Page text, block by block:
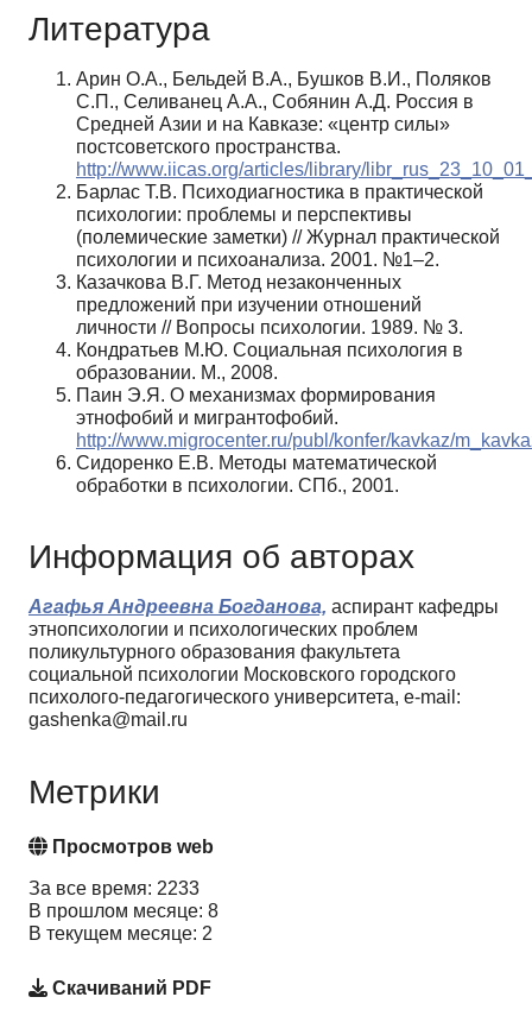
Литература
Арин О.А., Бельдей В.А., Бушков В.И., Поляков
С.П., Селиванец А.А., Собянин А.Д. Россия в
Средней Азии и на Кавказе: «центр силы»
постсоветского пространства.
http://www.iicas.org/articles/library/
Барлас Т.В. Психодиагностика в практической
психологии: проблемы и перспективы
(полемические заметки) // Журнал практической
психологии и психоанализа. 2001. №1–2.
Казачкова В.Г. Метод незаконченных
предложений при изучении отношений
личности // Вопросы психологии. 1989. № 3.
Кондратьев М.Ю. Социальная психология в
образовании. М., 2008.
Паин Э.Я. О механизмах формирования
этнофобий и мигрантофобий.
http://www.migrocenter.ru/publ/konfer/kavkaz/
Сидоренко Е.В. Методы математической
обработки в психологии. СПб., 2001.
Информация об авторах
Агафья Андреевна Богданова, аспирант кафедры
этнопсихологии и психологических проблем
поликультурного образования факультета
социальной психологии Московского городского
психолого-педагогического университета, e-mail:
gashenka@mail.ru
Метрики
Просмотров web
За все время: 2233
В прошлом месяце: 8
В текущем месяце: 2
Скачиваний PDF